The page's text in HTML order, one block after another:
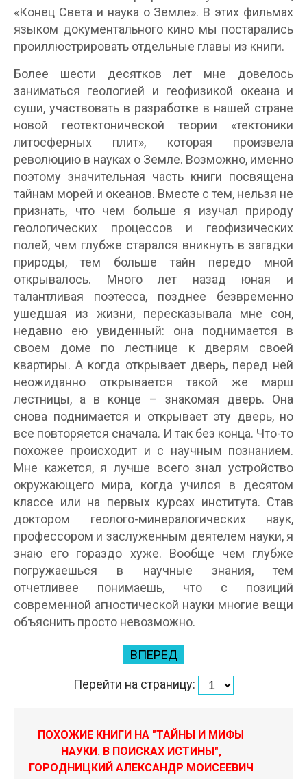
«Конец Света и наука о Земле». В этих фильмах
языком документального кино мы постарались
проиллюстрировать отдельные главы из книги.
Более шести десятков лет мне довелось
заниматься геологией и геофизикой океана и
суши, участвовать в разработке в нашей стране
новой геотектонической теории «тектоники
литосферных плит», которая произвела
революцию в науках о Земле. Возможно, именно
поэтому значительная часть книги посвящена
тайнам морей и океанов. Вместе с тем, нельзя не
признать, что чем больше я изучал природу
геологических процессов и геофизических
полей, чем глубже старался вникнуть в загадки
природы, тем больше тайн передо мной
открывалось. Много лет назад юная и
талантливая поэтесса, позднее безвременно
ушедшая из жизни, пересказывала мне сон,
недавно ею увиденный: она поднимается в
своем доме по лестнице к дверям своей
квартиры. А когда открывает дверь, перед ней
неожиданно открывается такой же марш
лестницы, а в конце – знакомая дверь. Она
снова поднимается и открывает эту дверь, но
все повторяется сначала. И так без конца. Что-то
похожее происходит и с научным познанием.
Мне кажется, я лучше всего знал устройство
окружающего мира, когда учился в десятом
классе или на первых курсах института. Став
доктором геолого-минералогических наук,
профессором и заслуженным деятелем науки, я
знаю его гораздо хуже. Вообще чем глубже
погружаешься в научные знания, тем
отчетливее понимаешь, что с позиций
современной агностической науки многие вещи
объяснить просто невозможно.
ВПЕРЕД
Перейти на страницу:
ПОХОЖИЕ КНИГИ НА "ТАЙНЫ И МИФЫ
НАУКИ. В ПОИСКАХ ИСТИНЫ",
ГОРОДНИЦКИЙ АЛЕКСАНДР МОИСЕЕВИЧ